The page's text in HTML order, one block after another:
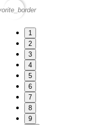
1
2
3
4
5
6
7
8
9